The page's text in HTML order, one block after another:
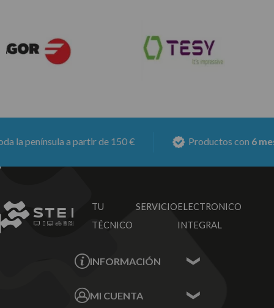
a partir de 150 € Productos con6 meses de
TU SERVICIO
TÉCNICO
ELECTRONICO
INTEGRAL
INFORMACIÓN
Sobre nosotros
MI CUENTA